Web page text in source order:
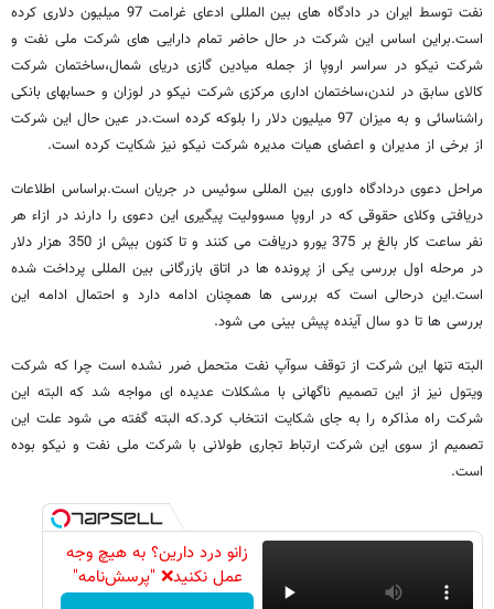
نفت توسط ایران در دادگاه های بین المللی ادعای غرامت 97 میلیون دلاری کرده
است.براین اساس این شرکت در حال حاضر تمام دارایی های شرکت ملی نفت و
شرکت نیکو در سراسر اروپا از جمله میادین گازی دریای شمال،ساختمان شرکت
کالای سابق در لندن،ساختمان اداری مرکزی شرکت نیکو در لوزان و حسابهای بانکی
راشناسائی و به میزان 97 میلیون دلار را بلوکه کرده است.در عین حال این شرکت
از برخی از مدیران و اعضای هیات مدیره شرکت نیکو نیز شکایت کرده است.
مراحل دعوی دردادگاه داوری بین المللی سوئیس در جریان است.براساس اطلاعات
دریافتی وکلای حقوقی که در اروپا مسوولیت پیگیری این دعوی را دارند در ازاء هر
نفر ساعت کار بالغ بر 375 یورو دریافت می کنند و تا کنون بیش از 350 هزار دلار
در مرحله اول بررسی یکی از پرونده ها در اتاق بازرگانی بین المللی پرداخت شده
است.این درحالی است که بررسی ها همچنان ادامه دارد و احتمال ادامه این
بررسی ها تا دو سال آینده پیش بینی می شود.
البته تنها این شرکت از توقف سوآپ نفت متحمل ضرر نشده است چرا که شرکت
ویتول نیز از این تصمیم ناگهانی با مشکلات عدیده ای مواجه شد که البته این
شرکت راه مذاکره را به جای شکایت انتخاب کرد.که البته گفته می شود علت این
تصمیم از سوی این شرکت ارتباط تجاری طولانی با شرکت ملی نفت و نیکو بوده
است.
زانو درد دارین؟ به هیچ وجه
عمل نکنید❌ "پرسش‌نامه"